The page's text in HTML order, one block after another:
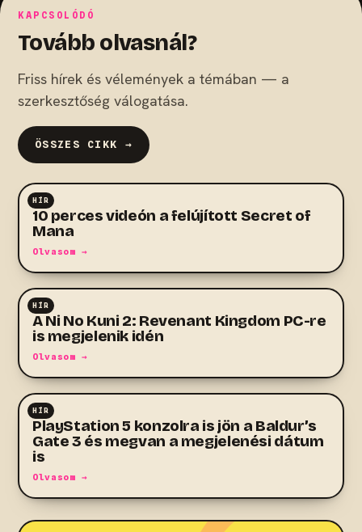
KAPCSOLÓDÓ
Tovább olvasnál?
Friss hírek és vélemények a témában — a
szerkesztőség válogatása.
ÖSSZES CIKK →
HÍR
RPG
10 perces videón a felújított Secret of
Mana
Olvasom →
HÍR
RPG
A Ni No Kuni 2: Revenant Kingdom PC-re
is megjelenik idén
Olvasom →
HÍR
RPG
PlayStation 5 konzolra is jön a Baldur’s
Gate 3 és megvan a megjelenési dátum
is
Olvasom →